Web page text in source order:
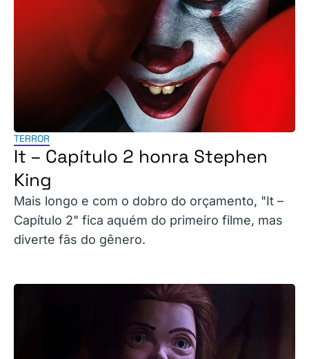
TERROR
It – Capítulo 2 honra Stephen
King
Mais longo e com o dobro do orçamento, "It –
Capítulo 2" fica aquém do primeiro filme, mas
diverte fãs do gênero.